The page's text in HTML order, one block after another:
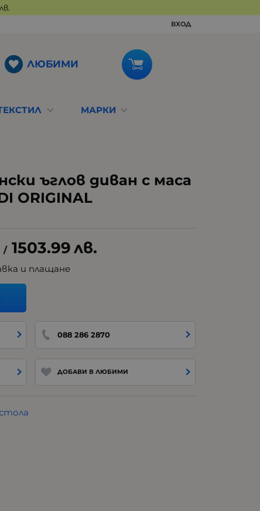
ВХОД
ЛЮБИМИ
МАРКИ
ъглов диван с маса
ORIGINAL
/ 1503.99лв.
и плащане
088 286 2870
ДОБАВИ В ЛЮБИМИ